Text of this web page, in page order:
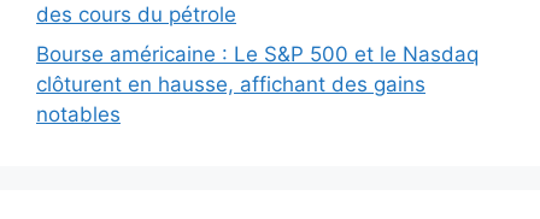
des cours du pétrole
Bourse américaine : Le S&P 500 et le Nasdaq
clôturent en hausse, affichant des gains
notables